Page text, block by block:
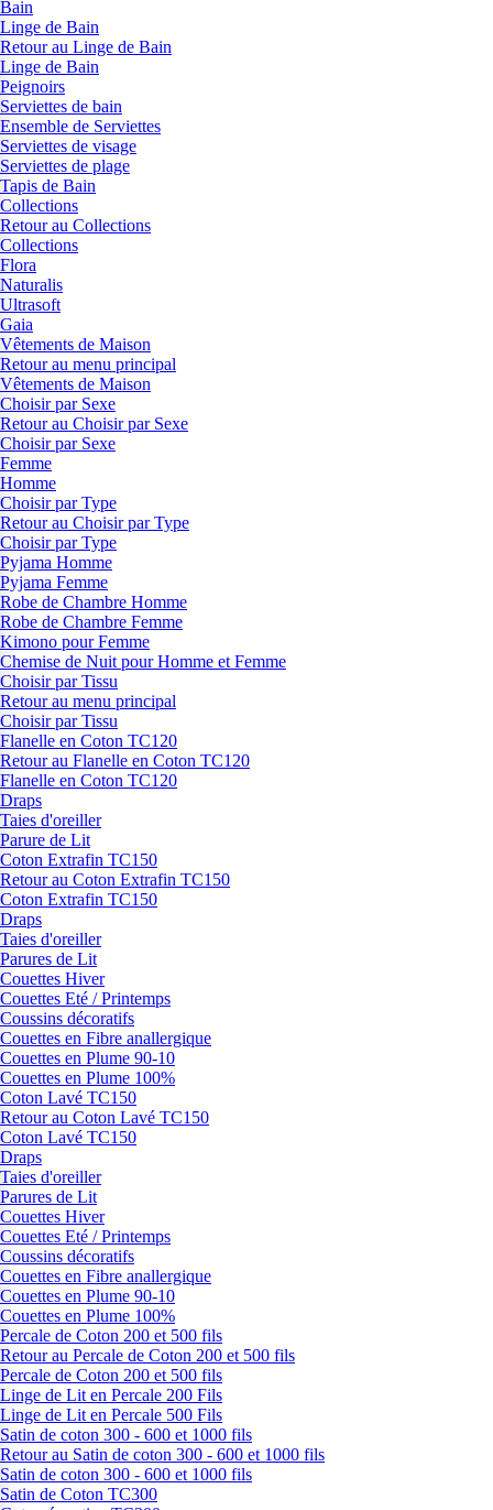
Bain
Linge de Bain
Retour au Linge de Bain
Linge de Bain
Peignoirs
Serviettes de bain
Ensemble de Serviettes
Serviettes de visage
Serviettes de plage
Tapis de Bain
Collections
Retour au Collections
Collections
Flora
Naturalis
Ultrasoft
Gaia
Vêtements de Maison
Retour au menu principal
Vêtements de Maison
Choisir par Sexe
Retour au Choisir par Sexe
Choisir par Sexe
Femme
Homme
Choisir par Type
Retour au Choisir par Type
Choisir par Type
Pyjama Homme
Pyjama Femme
Robe de Chambre Homme
Robe de Chambre Femme
Kimono pour Femme
Chemise de Nuit pour Homme et Femme
Choisir par Tissu
Retour au menu principal
Choisir par Tissu
Flanelle en Coton TC120
Retour au Flanelle en Coton TC120
Flanelle en Coton TC120
Draps
Taies d'oreiller
Parure de Lit
Coton Extrafin TC150
Retour au Coton Extrafin TC150
Coton Extrafin TC150
Draps
Taies d'oreiller
Parures de Lit
Couettes Hiver
Couettes Eté / Printemps
Coussins décoratifs
Couettes en Fibre anallergique
Couettes en Plume 90-10
Couettes en Plume 100%
Coton Lavé TC150
Retour au Coton Lavé TC150
Coton Lavé TC150
Draps
Taies d'oreiller
Parures de Lit
Couettes Hiver
Couettes Eté / Printemps
Coussins décoratifs
Couettes en Fibre anallergique
Couettes en Plume 90-10
Couettes en Plume 100%
Percale de Coton 200 et 500 fils
Retour au Percale de Coton 200 et 500 fils
Percale de Coton 200 et 500 fils
Linge de Lit en Percale 200 Fils
Linge de Lit en Percale 500 Fils
Satin de coton 300 - 600 et 1000 fils
Retour au Satin de coton 300 - 600 et 1000 fils
Satin de coton 300 - 600 et 1000 fils
Satin de Coton TC300